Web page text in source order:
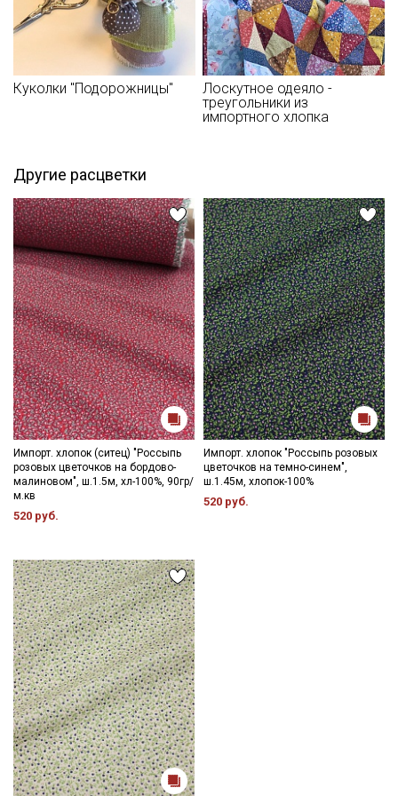
зависимости от партии.
Куколки "Подорожницы"
Лоскутное одеяло -
треугольники из
импортного хлопка
Другие расцветки
Импорт. хлопок (ситец) "Россыпь
розовых цветочков на бордово-
малиновом", ш.1.5м, хл-100%, 90гр/
м.кв
520 руб.
Импорт. хлопок "Россыпь розовых
цветочков на темно-синем",
ш.1.45м, хлопок-100%
520 руб.
Секретная рассылка от Купава